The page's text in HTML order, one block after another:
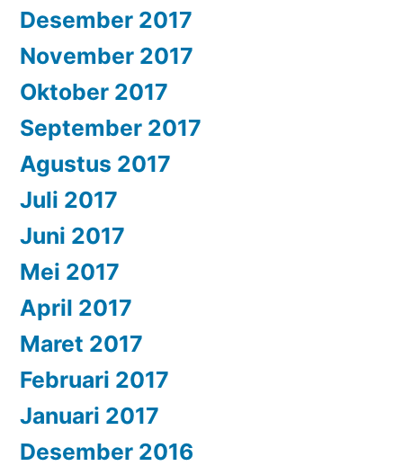
Desember 2017
November 2017
Oktober 2017
September 2017
Agustus 2017
Juli 2017
Juni 2017
Mei 2017
April 2017
Maret 2017
Februari 2017
Januari 2017
Desember 2016